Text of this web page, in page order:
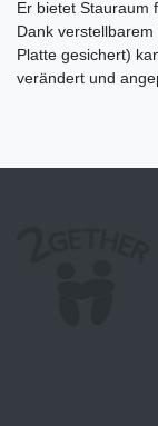
Er bietet Stauraum
Dank
Platte gesichert)
verändert und